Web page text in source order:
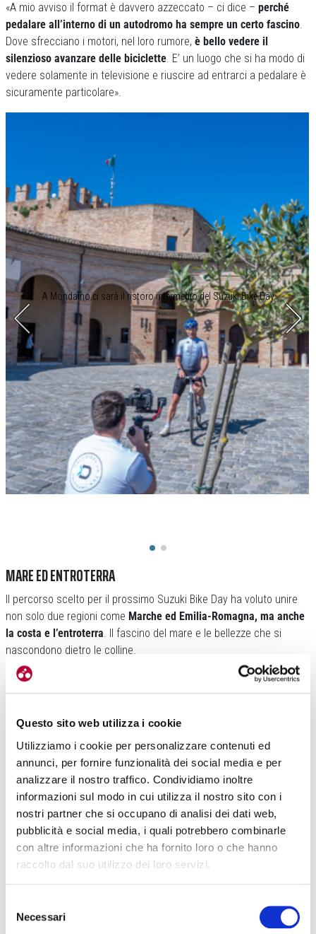
Questo sito web utilizza i cookie
Utilizziamo i cookie per personalizzare contenuti ed
annunci, per fornire funzionalità dei social media e per
analizzare il nostro traffico. Condividiamo inoltre
informazioni sul modo in cui utilizza il nostro sito con i
nostri partner che si occupano di analisi dei dati web,
pubblicità e social media, i quali potrebbero combinarle
con altre informazioni che ha fornito loro o che hanno
raccolto dal suo utilizzo dei loro servizi.
delNecessari
«A mio avviso il format è davvero azzeccato – ci dice – perché
pedalare all’interno di un autodromo ha sempre un certo fascino.
Dove sfrecciano i motori, nel loro rumore, è bello vedere il
silenzioso avanzare delle biciclette. E’ un luogo che si ha modo di
vedere solamente in televisione e riuscire ad entrarci a pedalare è
sicuramente particolare».
A Mondaino ci sarà il ristoro intermedio del Suzuki Bike Day
MARE ED ENTROTERRA
Il percorso scelto per il prossimo Suzuki Bike Day ha voluto unire
non solo due regioni come Marche ed Emilia-Romagna, ma anche
la costa e l’entroterra . Il fascino del mare e le bellezze che si
nascondono dietro le colline.
«Appena usciti dal circuito diMisano, nel quale faremo un giro
prima di andare verso l’esterno – spiega Cassani – troveremo il
Castello di Gradara, un punto davvero affascinante legato alla
storia del territorio.Da lì imboccheremo una salita facile che ci
porterà a Tavullia, sopra al ranch di Valentino Rossi per scendere
velocemente e poi risalire verso Mondaino.Siamo a metà dei 60
chilometri che andremo a fare. Le colline marchigiane e
e pedalare su queste pendenze
dolci rende la fatica accettabile se poi ripagata dagli scenari